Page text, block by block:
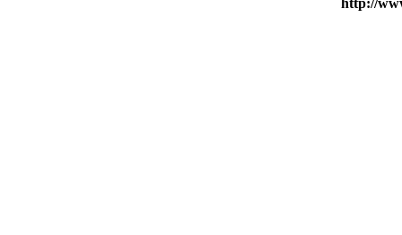
http://